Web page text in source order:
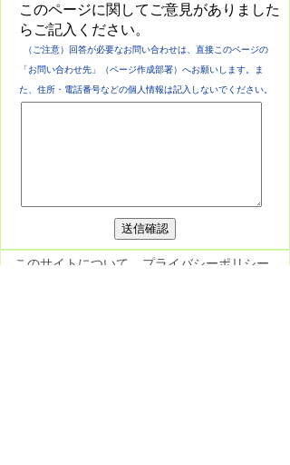
このページに関してご意見がありました
らご記入ください。
（ご注意）回答が必要なお問い合わせは、直接このページの
「お問い合わせ先」（ページ作成部署）へお願いします。ま
た、住所・電話番号などの個人情報は記入しないでください。
このサイトについて
プライバシーポリシー